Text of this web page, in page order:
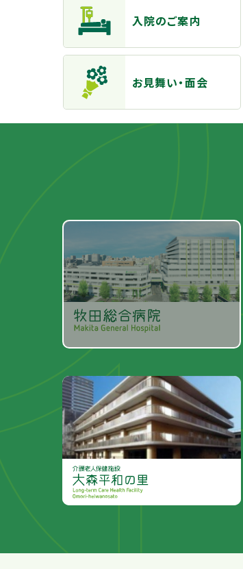
入院のご案内
お見舞い・面会